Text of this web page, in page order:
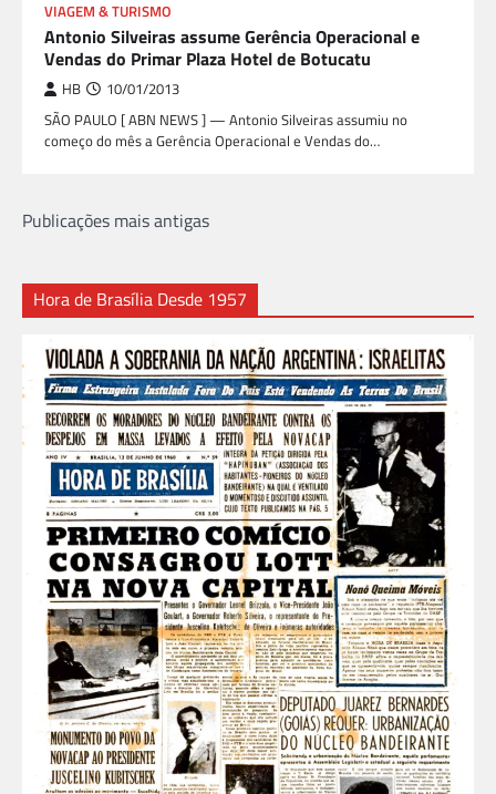
VIAGEM & TURISMO
Antonio Silveiras assume Gerência Operacional e
Vendas do Primar Plaza Hotel de Botucatu
HB 10/01/2013
SÃO PAULO [ ABN NEWS ] — Antonio Silveiras assumiu no
começo do mês a Gerência Operacional e Vendas do…
Navegação
posts
Publicações mais antigas
Hora de Brasília Desde 1957